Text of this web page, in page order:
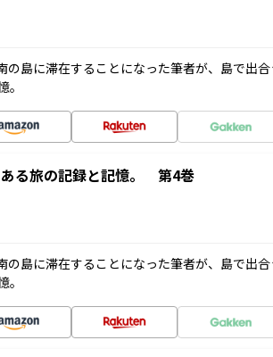
の島に滞在することになった筆者が、島で出
る旅の記録と記憶。 第4巻
の島に滞在することになった筆者が、島で出